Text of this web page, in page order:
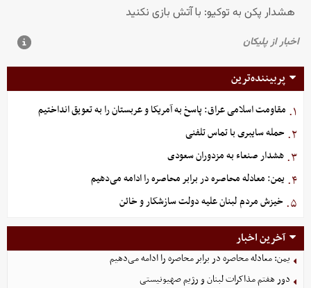
پربیننده‌ترین
۱. مقاومت اسلامی عراق: پاسخ به آمریکا و عربستان را به تعویق انداختیم
۲. حمله سایبری با تماس تلفنی
۳. هشدار صنعاء به مزدوران سعودی
۴. یمن: معادله محاصره در برابر محاصره را ادامه می‌دهیم
۵. خیزش مردم لبنان علیه دولت سازشکار و خائن
آخرین اخبار
یمن: معادله محاصره در برابر محاصره را ادامه می‌دهیم
دور هفتم مذاکرات لبنان و رژیم صهیونیستی